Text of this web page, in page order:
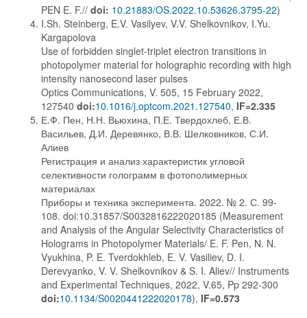
PEN E. F.// doi: 10.21883/OS.2022.10.53626.3795-22)
I.Sh. Steinberg, E.V. Vasilyev, V.V. Shelkovnikov, I.Yu.
Kargapolova
Use of forbidden singlet-triplet electron transitions in
photopolymer material for holographic recording with high
intensity nanosecond laser pulses
Optics Communications, V. 505, 15 February 2022,
127540 doi:10.1016/j.optcom.2021.127540, IF=2.335
Е.Ф. Пен, Н.Н. Вьюхина, П.Е. Твердохлеб, Е.В.
Васильев, Д.И. Деревянко, В.В. Шелковников, С.И.
Алиев
Регистрация и анализ характеристик угловой
селективности голограмм в фотополимерных
материалах
Приборы и техника эксперимента. 2022. № 2. С. 99-
108. doi:10.31857/S0032816222020185 (Measurement
and Analysis of the Angular Selectivity Characteristics of
Holograms in Photopolymer Materials/ E. F. Pen, N. N.
Vyukhina, P. E. Tverdokhleb, E. V. Vasiliev, D. I.
Derevyanko, V. V. Shelkovnikov & S. I. Aliev// Instruments
and Experimental Techniques, 2022, V.65, Pp 292-300
doi:10.1134/S0020441222020178), IF=0.573